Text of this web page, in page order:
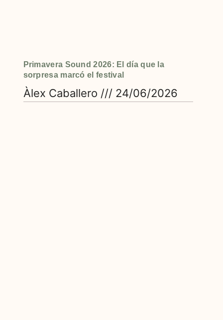
Primavera Sound 2026: El día que la
sorpresa marcó el festival
Àlex Caballero 24/06/2026